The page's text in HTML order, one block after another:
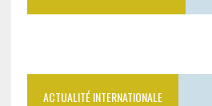
ACTUALITÉ INTERNATIONALE